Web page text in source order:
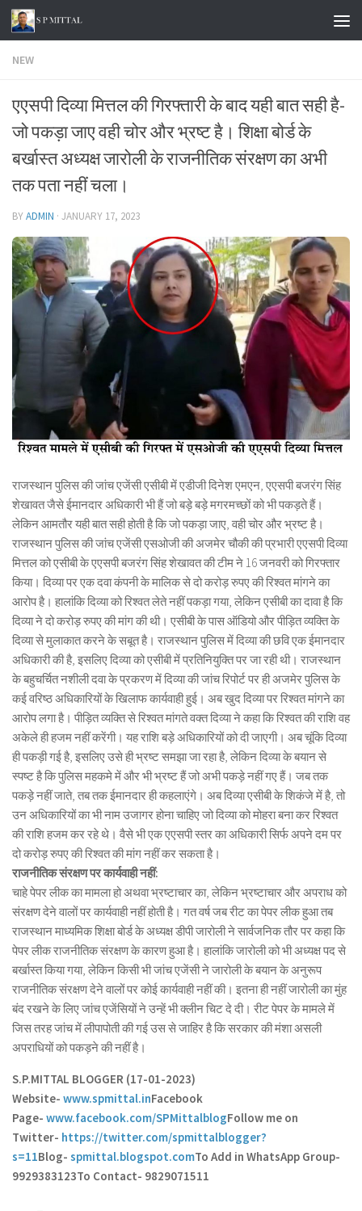
Skip to content
NEW
एएसपी दिव्या मित्तल की गिरफ्तारी के बाद यही बात सही है-
जो पकड़ा जाए वही चोर और भ्रष्ट है। शिक्षा बोर्ड के
बर्खास्त अध्यक्ष जारोली के राजनीतिक संरक्षण का अभी
तक पता नहीं चला।
BYADMIN · JANUARY 17, 2023
राजस्थान पुलिस की जांच एजेंसी एसीबी में एडीजी दिनेश एमएन, एएसपी बजरंग सिंह
शेखावत जैसे ईमानदार अधिकारी भी हैं जो बड़े बड़े मगरमच्छों को भी पकड़ते हैं।
लेकिन आमतौर यही बात सही होती है कि जो पकड़ा जाए, वही चोर और भ्रष्ट है।
राजस्थान पुलिस की जांच एजेंसी एसओजी की अजमेर चौकी की प्रभारी एएसपी दिव्या
मित्तल को एसीबी के एएसपी बजरंग सिंह शेखावत की टीम ने 16 जनवरी को गिरफ्तार
किया। दिव्या पर एक दवा कंपनी के मालिक से दो करोड़ रुपए की रिश्वत मांगने का
आरोप है। हालांकि दिव्या को रिश्वत लेते नहीं पकड़ा गया, लेकिन एसीबी का दावा है कि
दिव्या ने दो करोड़ रुपए की मांग की थी। एसीबी के पास ऑडियो और पीड़ित व्यक्ति के
दिव्या से मुलाकात करने के सबूत है। राजस्थान पुलिस में दिव्या की छवि एक ईमानदार
अधिकारी की है, इसलिए दिव्या को एसीबी में प्रतिनियुक्ति पर जा रही थी। राजस्थान
के बहुचर्चित नशीली दवा के प्रकरण में दिव्या की जांच रिपोर्ट पर ही अजमेर पुलिस के
कई वरिष्ठ अधिकारियों के खिलाफ कार्यवाही हुई। अब खुद दिव्या पर रिश्वत मांगने का
आरोप लगा है। पीड़ित व्यक्ति से रिश्वत मांगते वक्त दिव्या ने कहा कि रिश्वत की राशि वह
अकेले ही हजम नहीं करेंगी। यह राशि बड़े अधिकारियों को दी जाएगी। अब चूंकि दिव्या
ही पकड़ी गई है, इसलिए उसे ही भ्रष्ट समझा जा रहा है, लेकिन दिव्या के बयान से
स्पष्ट है कि पुलिस महकमे में और भी भ्रष्ट हैं जो अभी पकड़े नहीं गए हैं। जब तक
पकड़े नहीं जाते, तब तक ईमानदार ही कहलाएंगे। अब दिव्या एसीबी के शिकंजे में है, तो
उन अधिकारियों का भी नाम उजागर होना चाहिए जो दिव्या को मोहरा बना कर रिश्वत
की राशि हजम कर रहे थे। वैसे भी एक एएसपी स्तर का अधिकारी सिर्फ अपने दम पर
दो करोड़ रुपए की रिश्वत की मांग नहीं कर सकता है।
राजनीतिक संरक्षण पर कार्यवाही नहीं:
चाहे पेपर लीक का मामला हो अथवा भ्रष्टाचार का, लेकिन भ्रष्टाचार और अपराध को
संरक्षण देने वालों पर कार्यवाही नहीं होती है। गत वर्ष जब रीट का पेपर लीक हुआ तब
राजस्थान माध्यमिक शिक्षा बोर्ड के अध्यक्ष डीपी जारोली ने सार्वजनिक तौर पर कहा कि
पेपर लीक राजनीतिक संरक्षण के कारण हुआ है। हालांकि जारोली को भी अध्यक्ष पद से
बर्खास्त किया गया, लेकिन किसी भी जांच एजेंसी ने जारोली के बयान के अनुरूप
राजनीतिक संरक्षण देने वालों पर कोई कार्यवाही नहीं की। इतना ही नहीं जारोली का मुंह
बंद रखने के लिए जांच एजेंसियों ने उन्हें भी क्लीन चिट दे दी। रीट पेपर के मामले में
जिस तरह जांच में लीपापोती की गई उस से जाहिर है कि सरकार की मंशा असली
अपराधियों को पकड़ने की नहीं है।
S.P.MITTAL BLOGGER (17-01-2023)
Website- www.spmittal.inFacebook
Page- www.facebook.com/SPMittalblogFollow me on
Twitter- https://twitter.com/spmittalblogger?
s=11Blog- spmittal.blogspot.comTo Add in WhatsApp Group-
9929383123To Contact- 9829071511